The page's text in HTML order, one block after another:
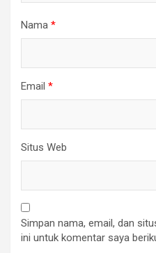
Nama *
Email *
Situs Web
Simpan nama, email, dan
ini untuk komentar saya